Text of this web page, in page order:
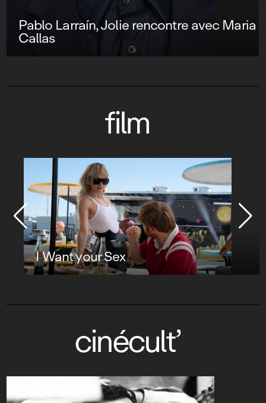
Pablo Larraín, Jolie rencontre avec Maria
Callas
film
I Want your Sex
cinécult’